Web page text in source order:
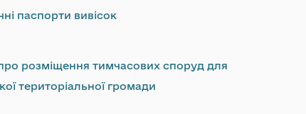
паспорти вивісок
розміщення тимчасових споруд для
територіальної громади